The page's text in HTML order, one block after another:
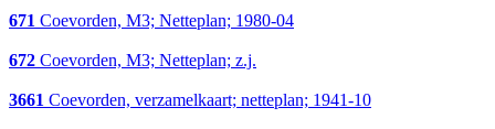
671 Coevorden, M3; Netteplan; 1980-04
672 Coevorden, M3; Netteplan; z.j.
3661 Coevorden, verzamelkaart; netteplan; 1941-10